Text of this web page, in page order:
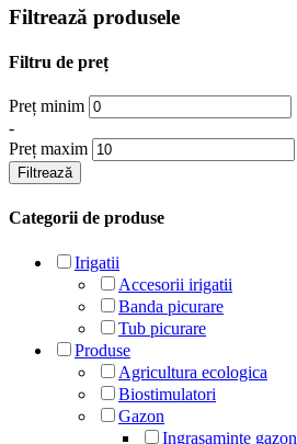
Filtrează produsele
Filtru de preț
Preț minim
-
Preț maxim
Filtrează
Categorii de produse
Irigatii
Accesorii irigatii
Banda picurare
Tub picurare
Produse
Agricultura ecologica
Biostimulatori
Gazon
Ingrasaminte gazon